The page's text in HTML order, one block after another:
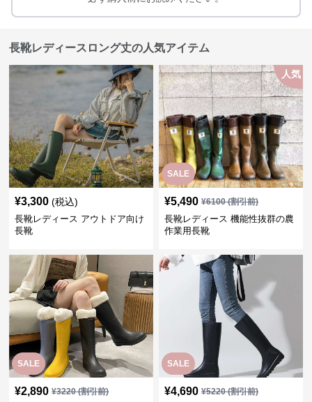
長靴レディースロング丈の人気アイテム
¥3,300 (税込)
長靴レディース アウトドア向け
長靴
SALE
人気
¥5,490 ¥6100(割引前)
長靴レディース 機能性抜群の農
作業用長靴
SALE
¥2,890 ¥3220(割引前)
SALE
¥4,690 ¥5220(割引前)